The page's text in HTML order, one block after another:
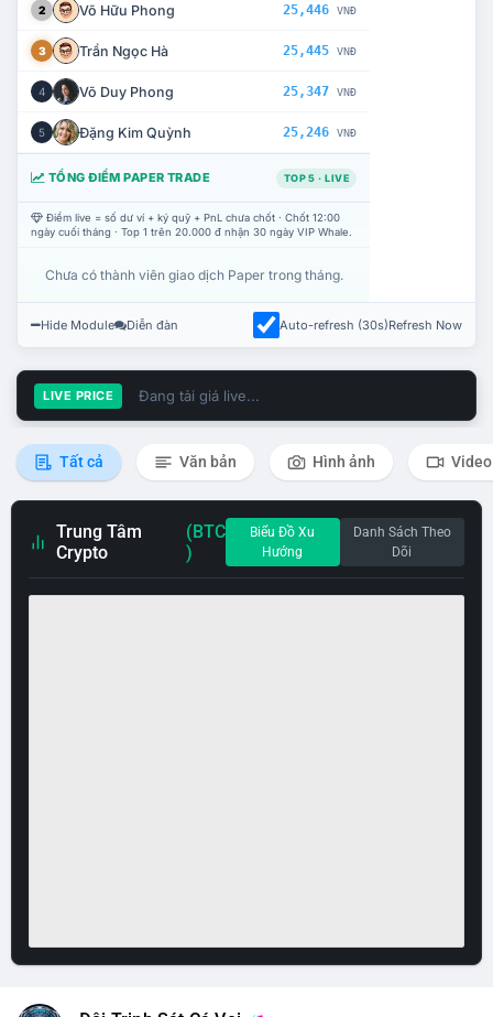
2 Võ Hữu Phong 25,446 VNĐ
3 Trần Ngọc Hà 25,445 VNĐ
4 Võ Duy Phong 25,347 VNĐ
5 Đặng Kim Quỳnh 25,246 VNĐ
TỔNG ĐIỂM PAPER TRADE TOP 5 · LIVE
Điểm live = số dư ví + ký quỹ + PnL chưa chốt · Chốt 12:00
ngày cuối tháng · Top 1 trên 20.000 đ nhận 30 ngày VIP Whale.
Chưa có thành viên giao dịch Paper trong tháng.
Hide Module Diễn đàn Auto-refresh (30s)Refresh Now
LIVE PRICE Đang tải giá live...
Tất cả Văn bản Hình ảnh Video
Trung Tâm
Crypto
(BTC
)
Biểu Đồ Xu
Hướng
Danh Sách Theo
Dõi